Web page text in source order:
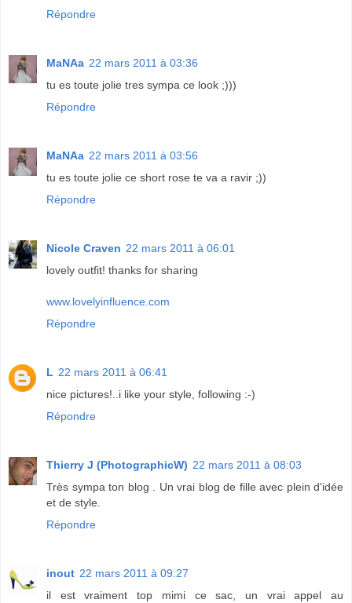
Répondre
MaNAa 22 mars 2011 à 03:36
tu es toute jolie tres sympa ce look ;)))
Répondre
MaNAa 22 mars 2011 à 03:56
tu es toute jolie ce short rose te va a ravir ;))
Répondre
Nicole Craven 22 mars 2011 à 06:01
lovely outfit! thanks for sharing
www.lovelyinfluence.com
Répondre
L 22 mars 2011 à 06:41
nice pictures!..i like your style, following :-)
Répondre
Thierry J (PhotographicW) 22 mars 2011 à 08:03
Très sympa ton blog . Un vrai blog de fille avec plein d'idée
et de style.
Répondre
inout 22 mars 2011 à 09:27
il est vraiment top mimi ce sac, un vrai appel au